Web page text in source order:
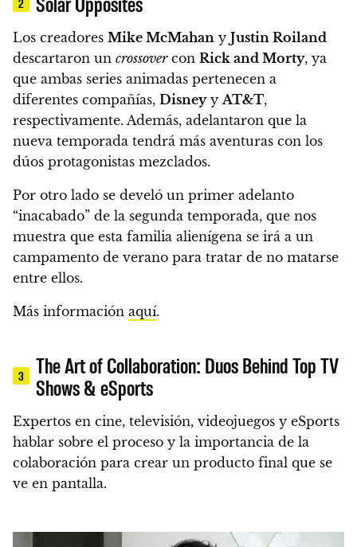
Los creadores Mike McMahan y Justin Roiland
descartaron un crossovercon Rick and Morty, ya
que ambas series animadas pertenecen a
diferentes compañías, DisneyyAT&T,
respectivamente. Además, adelantaron que la
nueva temporada tendrá más aventuras con los
dúos protagonistas mezclados.
Por otro lado se develó un primer adelanto
“inacabado” de la segunda temporada, que nos
muestra que esta familia alienígena se irá a un
campamento de verano para tratar de no matarse
entre ellos.
Más información aquí.
3
The Art of Collaboration: Duos Behind Top TV
Shows & eSports
Expertos en cine, televisión, videojuegos y eSports
hablar sobre el proceso y la importancia de la
colaboración para crear un producto final que se
ve en pantalla.